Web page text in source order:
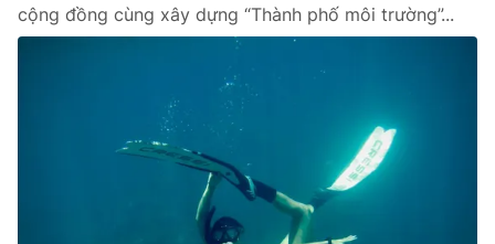
Liên hệ quảng cáo: 024-7300.7108
cộng đồng cùng xây dựng “Thành phố môi trường”...